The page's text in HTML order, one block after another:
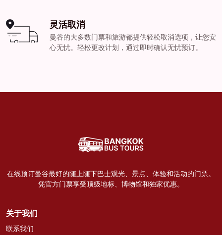
灵活取消
曼谷的大多数门票和旅游都提供轻松取消选项，让您安
心无忧。轻松更改计划，通过即时确认无忧预订。
在线预订曼谷最好的随上随下巴士观光、景点、体验和活动的门票。
凭官方门票享受顶级地标、博物馆和独家优惠。
关于我们
联系我们